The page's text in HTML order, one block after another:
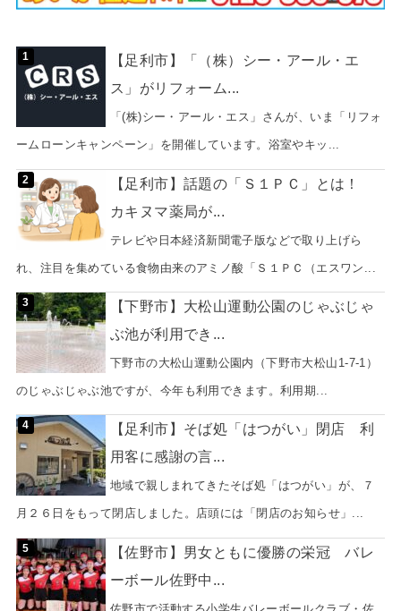
【足利市】「（株）シー・アール・エ
ス」がリフォーム...
「(株)シー・アール・エス」さんが、いま「リフォ
ームローンキャンペーン」を開催しています。浴室やキッ...
【足利市】話題の「Ｓ１ＰＣ」とは！
カキヌマ薬局が...
テレビや日本経済新聞電子版などで取り上げら
れ、注目を集めている食物由来のアミノ酸「Ｓ１ＰＣ（エスワン...
【下野市】大松山運動公園のじゃぶじゃ
ぶ池が利用でき...
下野市の大松山運動公園内（下野市大松山1-7-1）
のじゃぶじゃぶ池ですが、今年も利用できます。利用期...
【足利市】そば処「はつがい」閉店 利
用客に感謝の言...
地域で親しまれてきたそば処「はつがい」が、７
月２６日をもって閉店しました。店頭には「閉店のお知らせ」...
【佐野市】男女ともに優勝の栄冠 バレ
ーボール佐野中...